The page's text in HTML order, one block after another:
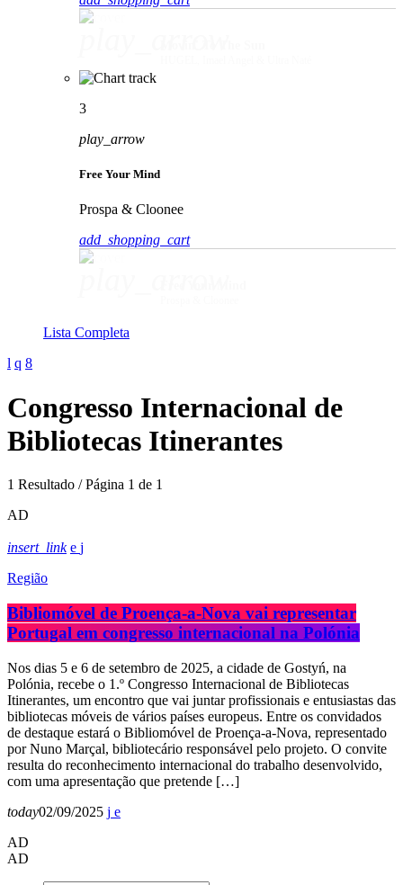
3
play_arrow
Free Your Mind
Prospa & Cloonee
add_shopping_cart
Lista Completa
Congresso Internacional de
Bibliotecas Itinerantes
1 Resultado / Página 1 de 1
AD
insert_link
Região
Bibliomóvel de Proença-a-Nova vai representar
Portugal em congresso internacional na Polónia
Nos dias 5 e 6 de setembro de 2025, a cidade de Gostyń, na
Polónia, recebe o 1.º Congresso Internacional de Bibliotecas
Itinerantes, um encontro que vai juntar profissionais e entusiastas das
bibliotecas móveis de vários países europeus. Entre os convidados
de destaque estará o Bibliomóvel de Proença-a-Nova, representado
por Nuno Marçal, bibliotecário responsável pelo projeto. O convite
resulta do reconhecimento internacional do trabalho desenvolvido,
com uma apresentação que pretende […]
today02/09/2025
AD
AD